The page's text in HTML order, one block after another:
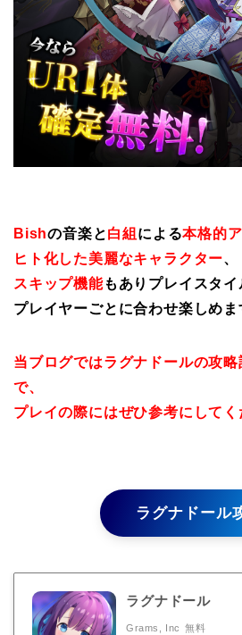
Bishの音楽と白組 による本格的
ヒト化した美麗なキャラクター、
スキップ機能もありプレイスタイ
プレイヤーごとに合わせ楽しめま
当ブログではラグナドールの攻
で、
プレイの際にはぜひ参考にしてく
ラグナドール
ラグナドール
Grams, Inc 無料